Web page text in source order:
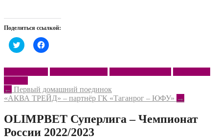
Поделиться ссылкой:
Нажмите,
чтобы
Twitter
(Открывается
новом
окне)
Нажмите,
чтобы
Facebook
(Открывается
новом
окне)
Post
navigation
← Первый домашний поединок
«АКВА ТРЕЙД» – партнёр ГК «Таганрог – ЮФУ» →
OLIMPBET Суперлига – Чемпионат
России 2022/2023